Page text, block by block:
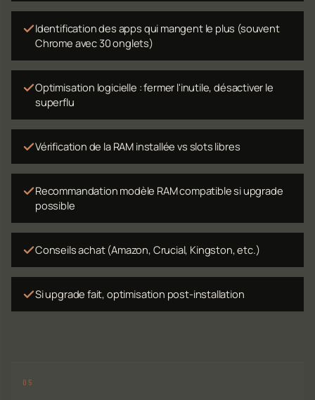
Identification des apps qui mangent le plus (souvent
Chrome avec 30 onglets)
Optimisation logicielle : fermer l'inutile, désactiver le
superflu
Vérification de la RAM installée vs slots libres
Recommandation modèle RAM compatible si upgrade
possible
Conseils achat (Amazon, Crucial, Kingston, etc.)
Si upgrade fait, optimisation post-installation